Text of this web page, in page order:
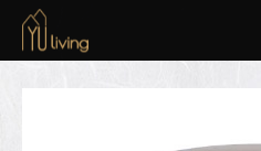
到主要內容